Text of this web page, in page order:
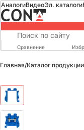
АналогиВидеоЭл. каталоги
Сравнение
Главная/Каталог продукции